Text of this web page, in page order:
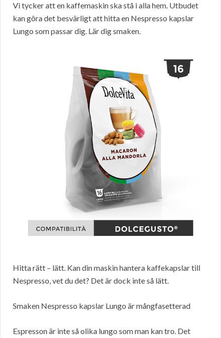
Vi tycker att en kaffemaskin ska stå i alla hem. Utbudet
kan göra det besvärligt att hitta en Nespresso kapslar
Lungo som passar dig. Lär dig smaken.
Hitta rätt – lätt. Kan din maskin hantera kaffekapslar till
Nespresso, vet du det? Det är dock inte så lätt.
Smaken Nespresso kapslar Lungo är mångfasetterad
Espresson är inte så olika lungo som man kan tro. Det